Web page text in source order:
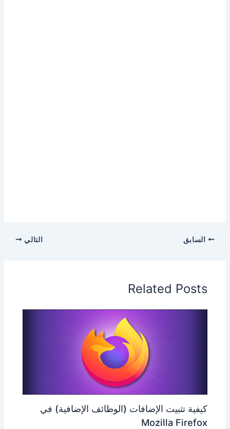
السابق التالي
Related Posts
كيفية تثبيت الإضافات (الوظائف الإضافية) في
Mozilla Firefox